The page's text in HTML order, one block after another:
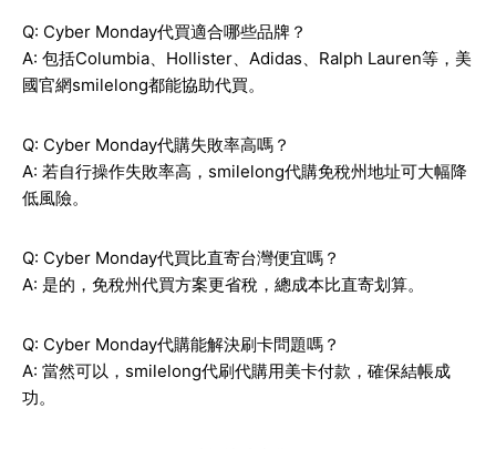
Q: Cyber Monday代買適合哪些品牌？
A: 包括Columbia、Hollister、Adidas、Ralph Lauren等，美
國官網smilelong都能協助代買。
Q: Cyber Monday代購失敗率高嗎？
A: 若自行操作失敗率高，smilelong代購免稅州地址可大幅降
低風險。
Q: Cyber Monday代買比直寄台灣便宜嗎？
A: 是的，免稅州代買方案更省稅，總成本比直寄划算。
Q: Cyber Monday代購能解決刷卡問題嗎？
A: 當然可以，smilelong代刷代購用美卡付款，確保結帳成
功。